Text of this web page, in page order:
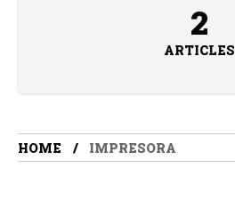
2
ARTICLES
HOME IMPRESORA